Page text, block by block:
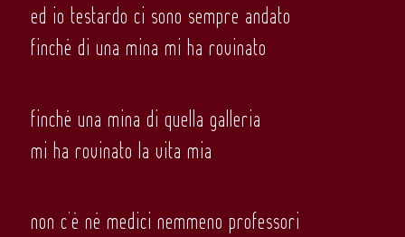
ed io testardo ci sono sempre andato
finché di una mina mi ha rovinato
finché una mina di quella galleria
mi ha rovinato la vita mia
non c’è né medici nemmeno professori